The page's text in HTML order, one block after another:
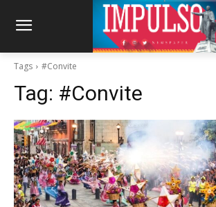
Tags #Convite
Tag: #Convite